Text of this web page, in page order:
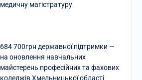
медичну магістратуру
684 700грн державної підтримки —
на оновлення навчальних
майстерень професійних та фахових
коледжів Хмельницької області